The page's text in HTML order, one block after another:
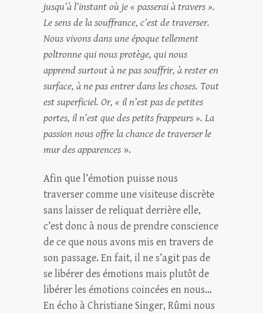
jusqu’à l’instant où je « passerai à travers ».
Le sens de la souffrance, c’est de traverser.
Nous vivons dans une époque tellement
poltronne qui nous protège, qui nous
apprend surtout à ne pas souffrir, à rester en
surface, à ne pas entrer dans les choses. Tout
est superficiel. Or, « il n’est pas de petites
portes, il n’est que des petits frappeurs ». La
passion nous offre la chance de traverser le
mur des apparences ».
Afin que l’émotion puisse nous
traverser comme une visiteuse discrète
sans laisser de reliquat derrière elle,
c’est donc à nous de prendre conscience
de ce que nous avons mis en travers de
son passage. En fait, il ne s’agit pas de
se libérer des émotions mais plutôt de
libérer les émotions coincées en nous…
En écho à Christiane Singer, Rûmi nous